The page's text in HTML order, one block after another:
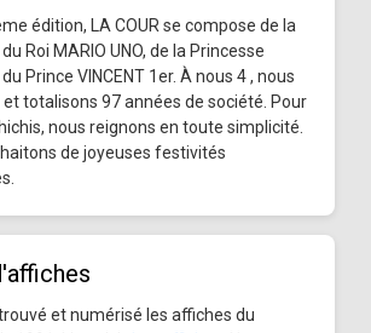
édition, LA COUR se compose de la
Roi MARIO UNO, de la Princesse
Prince VINCENT 1er. À nous 4 , nous
totalisons 97 années de société. Pour
nous reignons en toute simplicité.
de joyeuses festivités
et numérisé les affiches du